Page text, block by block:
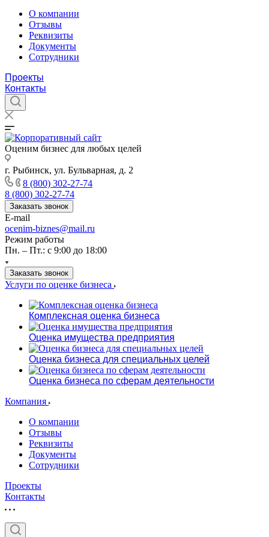
О компании
Отзывы
Реквизиты
Документы
Сотрудники
Проекты
Контакты
Оценим бизнес для любых целей
г. Рыбинск, ул. Бульварная, д. 2
8 (800) 302-27-74
8 (800) 302-27-74
Заказать звонок
E-mail
ocenim-biznes@mail.ru
Режим работы
Пн. – Пт.: с 9:00 до 18:00
Заказать звонок
Услуги по оценке бизнеса
Комплексная оценка бизнеса
Оценка имущества предприятия
Оценка бизнеса для специальных целей
Оценка бизнеса по сферам деятельности
Компания
О компании
Отзывы
Реквизиты
Документы
Сотрудники
Проекты
Контакты